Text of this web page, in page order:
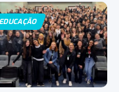
EDUCAÇÃO